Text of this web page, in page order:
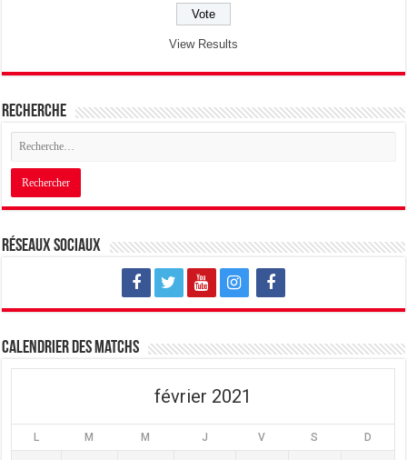
View Results
Recherche
Réseaux sociaux
Calendrier des matchs
février 2021
L M M J V S D